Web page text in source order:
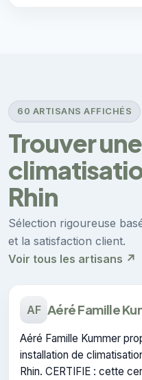
60 ARTISANS AFFICHÉS
Trouver
Rhin
Sélection rigoureuse
et la satisfaction client.
Voir tous les artisans ↗
AF Aéré Famille
Aéré Famille Kummer
installation de
Rhin. CERTIFIE : cette